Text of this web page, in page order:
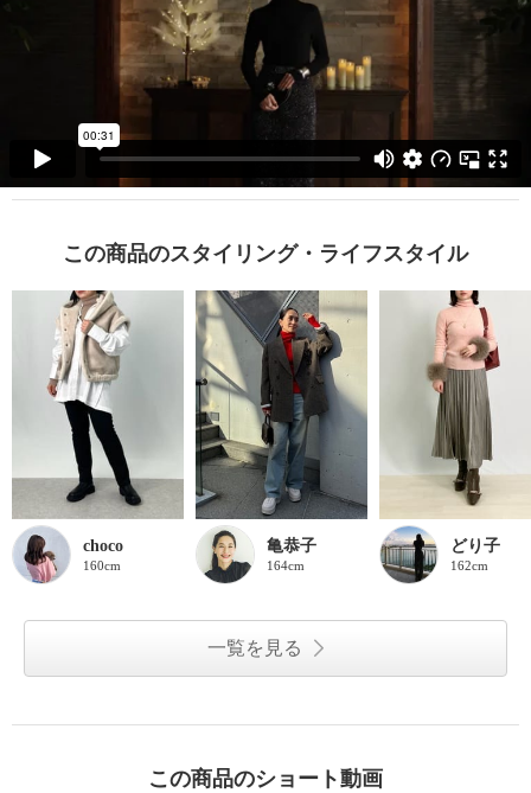
この商品のスタイリング・ライフスタイル
choco
160cm
亀恭子
164cm
どり子
162cm
一覧を見る
この商品のショート動画